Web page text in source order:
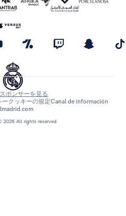
2026 All rights reserved
ポンサーを見る
ークッキーの規定Canal de información